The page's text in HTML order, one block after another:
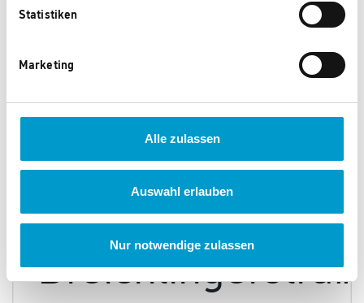
Statistiken
Marketing
Alle zulassen
Auswahl erlauben
Nur notwendige zulassen
https://
lederer.de
Farben Lederer
GmbH